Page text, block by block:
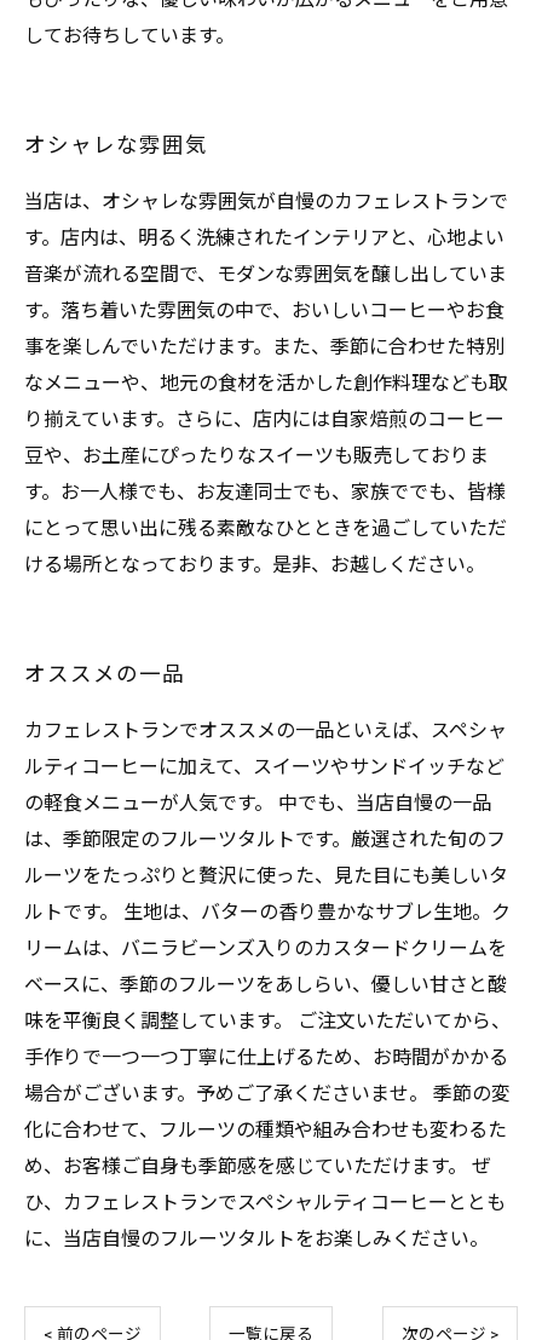
してお待ちしています。
オシャレな雰囲気
当店は、オシャレな雰囲気が自慢のカフェレストランで
す。店内は、明るく洗練されたインテリアと、心地よい
音楽が流れる空間で、モダンな雰囲気を醸し出していま
す。落ち着いた雰囲気の中で、おいしいコーヒーやお食
事を楽しんでいただけます。また、季節に合わせた特別
なメニューや、地元の食材を活かした創作料理なども取
り揃えています。さらに、店内には自家焙煎のコーヒー
豆や、お土産にぴったりなスイーツも販売しておりま
す。お一人様でも、お友達同士でも、家族ででも、皆様
にとって思い出に残る素敵なひとときを過ごしていただ
ける場所となっております。是非、お越しください。
オススメの一品
カフェレストランでオススメの一品といえば、スペシャ
ルティコーヒーに加えて、スイーツやサンドイッチなど
の軽食メニューが人気です。 中でも、当店自慢の一品
は、季節限定のフルーツタルトです。厳選された旬のフ
ルーツをたっぷりと贅沢に使った、見た目にも美しいタ
ルトです。 生地は、バターの香り豊かなサブレ生地。ク
リームは、バニラビーンズ入りのカスタードクリームを
ベースに、季節のフルーツをあしらい、優しい甘さと酸
味を平衡良く調整しています。 ご注文いただいてから、
手作りで一つ一つ丁寧に仕上げるため、お時間がかかる
場合がございます。予めご了承くださいませ。 季節の変
化に合わせて、フルーツの種類や組み合わせも変わるた
め、お客様ご自身も季節感を感じていただけます。 ぜ
ひ、カフェレストランでスペシャルティコーヒーととも
に、当店自慢のフルーツタルトをお楽しみください。
< 前のページ 一覧に戻る 次のページ >